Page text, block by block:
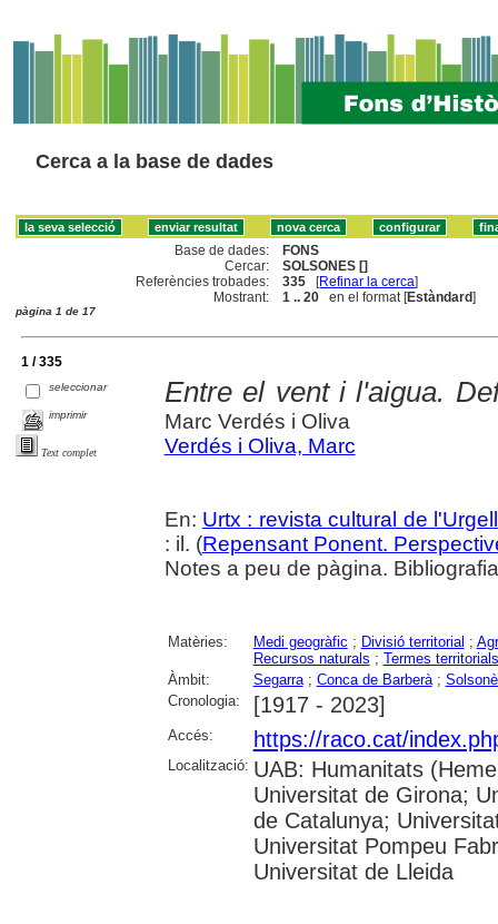
Cerca a la base de dades
Base de dades:
FONS
Cercar:
SOLSONES []
Referències trobades:
335 [Refinar la cerca]
Mostrant:
1 .. 20 en el format [Estàndard]
pàgina 1 de 17
1 / 335
seleccionar
imprimir
Text complet
Entre el vent i l'aigua.
Marc Verdés i Oliva
Verdés i Oliva, Marc
En: Urtx : revista cultural de l'Urgell
: il. (Repensant Ponent.
Notes a peu de pàgina.
Matèries: Medi geogràfic ; Divisió territorial ;
Recursos naturals ; Termes territorials
Àmbit:
Segarra; Conca de Barberà;
Cronologia:
[1917 - 2023]
Accés: https://raco.cat/
Localització: UAB: Humanitats
Universitat de Girona;
de Catalunya;
Universitat Pompeu
Universitat de Lleida